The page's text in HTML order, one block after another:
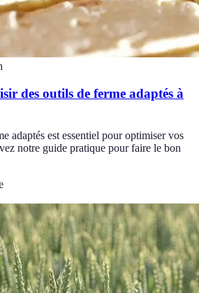
des outils de ferme adaptés à
adaptés est essentiel pour optimiser vos
notre guide pratique pour faire le bon